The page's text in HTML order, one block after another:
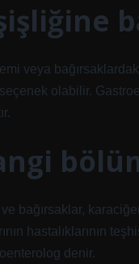
veya
olabilir.
bağırsaklar,
hastalıklarının
denir.